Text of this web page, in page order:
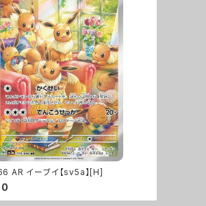
AR イーブイ【sv5a】[H]